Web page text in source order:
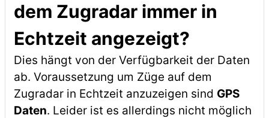
dem Zugradar immer in
Echtzeit angezeigt?
Dies hängt von der Verfügbarkeit der Daten
ab. Voraussetzung um Züge auf dem
Zugradar in Echtzeit anzuzeigen sind GPS
Daten. Leider ist es allerdings nicht möglich